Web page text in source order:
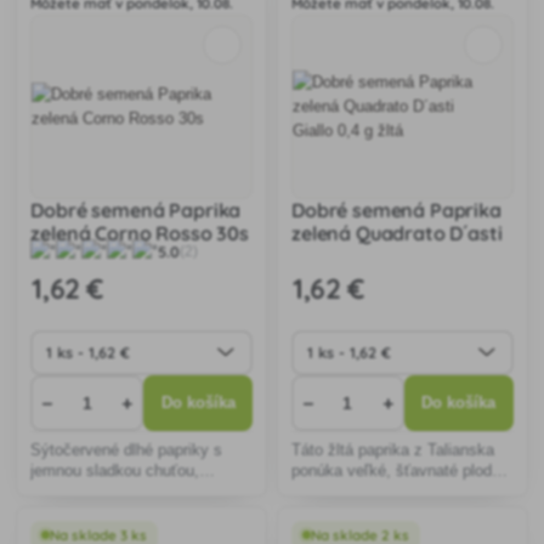
Dobré semená Paprika
zelená Corno Rosso 30s
5.0(2)
1,62 €
− + Do košíka
Sýtočervené dlhé papriky s
jemnou sladkou chuťou,
prináša bohatú úrodu, vhodnú
Dobré semená Paprika
zelená Quadrato D´asti
1,62 €
− + Do košíka
Táto žltá paprika z Talianska
ponúka veľké, šťavnaté plody
a je ideálna na surové aj teplé
Na sklade 3 ks Na sklade 2 ks